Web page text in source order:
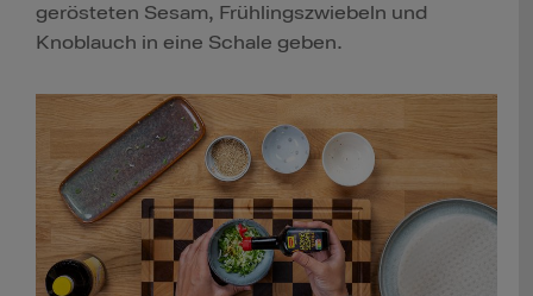
gerösteten Sesam, Frühlingszwiebeln und
Knoblauch in eine Schale geben.